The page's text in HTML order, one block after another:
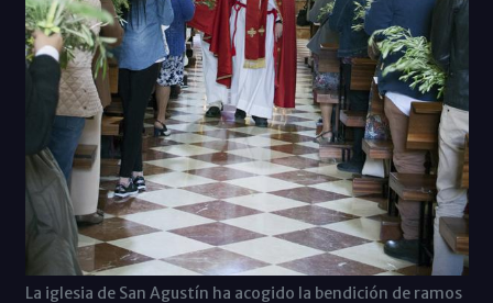
La iglesia de San Agustín ha acogido la bendición de ramos